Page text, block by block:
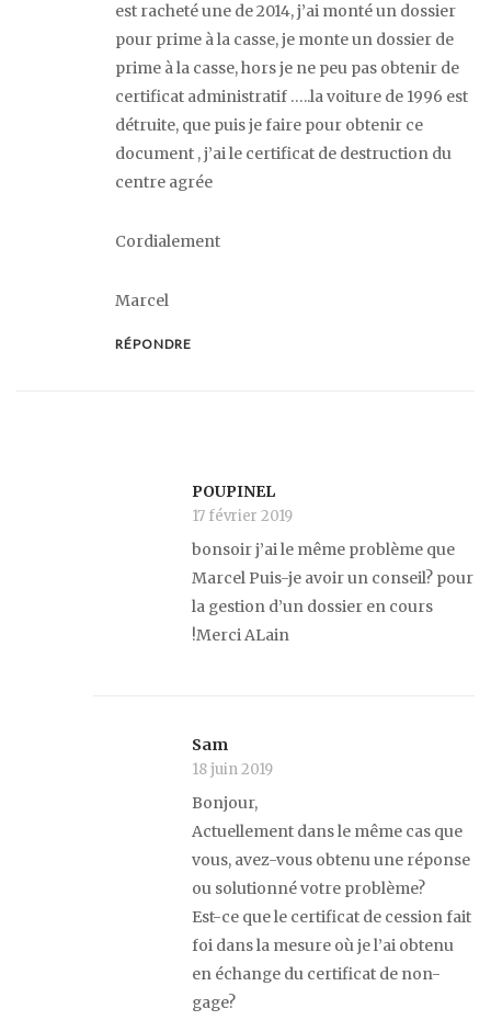
est racheté une de 2014, j’ai monté un dossier
pour prime à la casse, je monte un dossier de
prime à la casse, hors je ne peu pas obtenir de
certificat administratif …..la voiture de 1996 est
détruite, que puis je faire pour obtenir ce
document , j’ai le certificat de destruction du
centre agrée
Cordialement
Marcel
RÉPONDRE
POUPINEL
17 février 2019
bonsoir j’ai le même problème que
Marcel Puis-je avoir un conseil? pour
la gestion d’un dossier en cours
!Merci ALain
Sam
18 juin 2019
Bonjour,
Actuellement dans le même cas que
vous, avez-vous obtenu une réponse
ou solutionné votre problème?
Est-ce que le certificat de cession fait
foi dans la mesure où je l’ai obtenu
en échange du certificat de non-
gage?